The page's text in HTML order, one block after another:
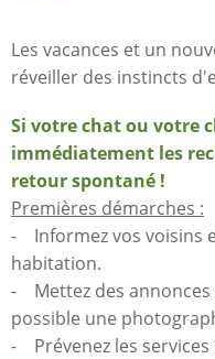
Les vacances et un
réveiller des instincts
Si votre chat ou votre
immédiatement les
retour spontané !
Premières démarches :
- Informez vos voisins
habitation.
- Mettez des annonces
possible une
- Prévenez les services